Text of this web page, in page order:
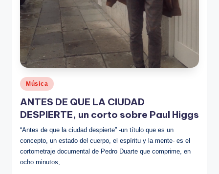
Publicado
en
Música
ANTES DE QUE LA CIUDAD
DESPIERTE, un corto sobre Paul Higgs
“Antes de que la ciudad despierte” -un título que es un
concepto, un estado del cuerpo, el espíritu y la mente- es el
cortometraje documental de Pedro Duarte que comprime, en
ocho minutos,…